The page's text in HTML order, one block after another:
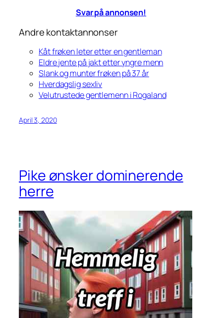
Svar på annonsen!
Andre kontaktannonser
Kåt frøken leter etter en gentleman
Eldre jente på jakt etter yngre menn
Slank og munter frøken på 37 år
Hverdagslig sexliv
Velutrustede gentlemenn i Rogaland
April 3, 2020
Pike ønsker dominerende
herre